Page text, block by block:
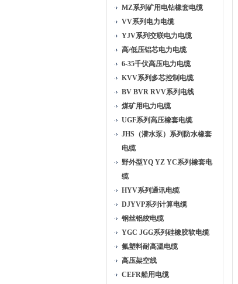
MZ系列矿用电钻橡套电缆
VV系列电力电缆
YJV系列交联电力电缆
高/低压铝芯电力电缆
6-35千伏高压电力电缆
KVV系列多芯控制电缆
BV BVR RVV系列电线
煤矿用电力电缆
UGF系列高压橡套电缆
JHS（潜水泵）系列防水橡套
电缆
野外型YQ YZ YC系列橡套电
缆
HYV系列通讯电缆
DJYVP系列计算电缆
钢丝铝绞电缆
YGC JGG系列硅橡胶软电缆
氟塑料耐高温电缆
高压架空线
CEFR船用电缆